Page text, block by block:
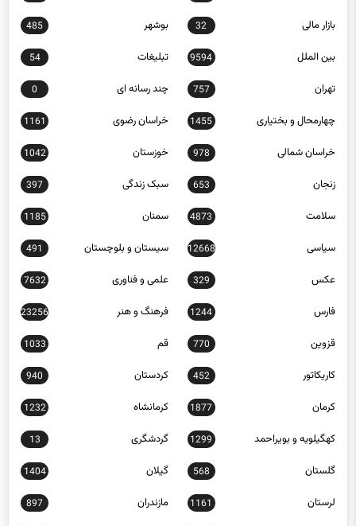
بازار مالی 32 بوشهر 485
بین الملل 9594 تبلیغات 54
تهران 757 چند رسانه ای 0
چهارمحال و بختیاری 1455 خراسان رضوی 1161
خراسان شمالی 978 خوزستان 1042
زنجان 653 سبک زندگی 397
سلامت 4873 سمنان 1185
سیاسی 12668 سیستان و بلوچستان 491
عکس 329 علمی و فناوری 7632
فارس 1244 فرهنگ و هنر 23256
قزوین 770 قم 1033
کاریکاتور 452 کردستان 940
کرمان 1877 کرمانشاه 1232
کهگیلویه و بویراحمد 1299 گردشگری 13
گلستان 568 گیلان 1404
لرستان 1161 مازندران 897